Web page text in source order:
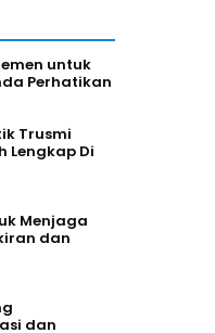
untuk
Perhatikan
Trusmi
Lengkap Di
Menjaga
dan
dan